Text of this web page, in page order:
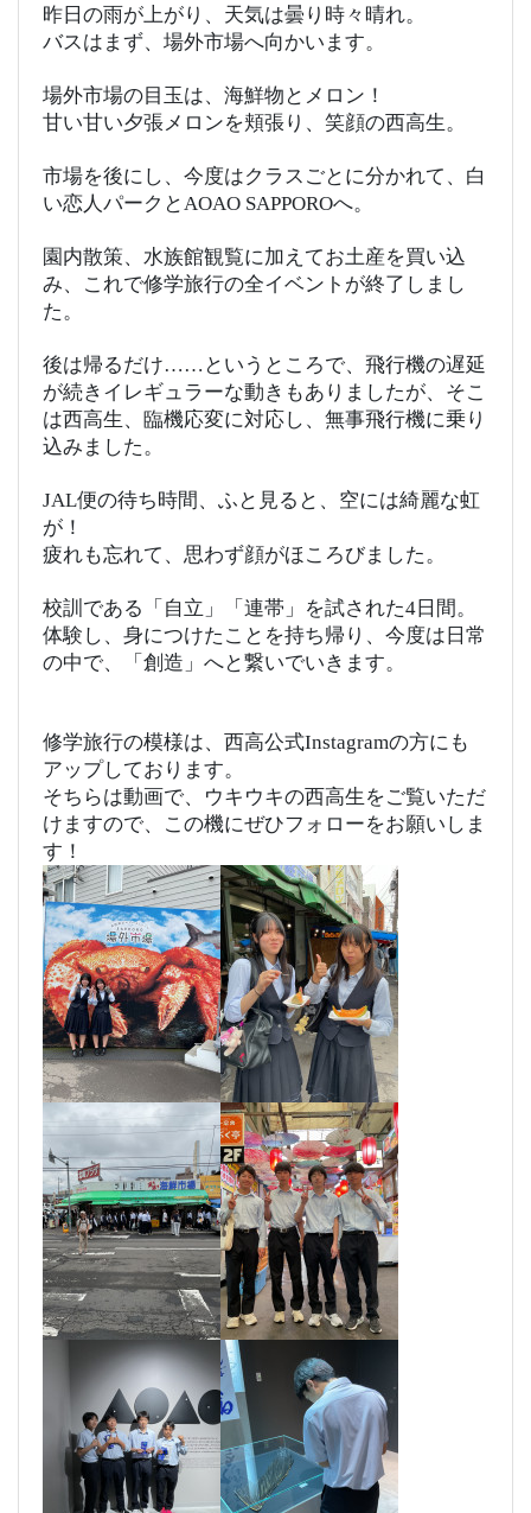
昨日の雨が上がり、天気は曇り時々晴れ。
バスはまず、場外市場へ向かいます。
場外市場の目玉は、海鮮物とメロン！
甘い甘い夕張メロンを頬張り、笑顔の西高生。
市場を後にし、今度はクラスごとに分かれて、白
い恋人パークとAOAO SAPPOROへ。
園内散策、水族館観覧に加えてお土産を買い込
み、これで修学旅行の全イベントが終了しまし
た。
後は帰るだけ……というところで、飛行機の遅延
が続きイレギュラーな動きもありましたが、そこ
は西高生、臨機応変に対応し、無事飛行機に乗り
込みました。
JAL便の待ち時間、ふと見ると、空には綺麗な虹
が！
疲れも忘れて、思わず顔がほころびました。
校訓である「自立」「連帯」を試された4日間。
体験し、身につけたことを持ち帰り、今度は日常
の中で、「創造」へと繋いでいきます。
修学旅行の模様は、西高公式Instagramの方にも
アップしております。
そちらは動画で、ウキウキの西高生をご覧いただ
けますので、この機にぜひフォローをお願いしま
す！